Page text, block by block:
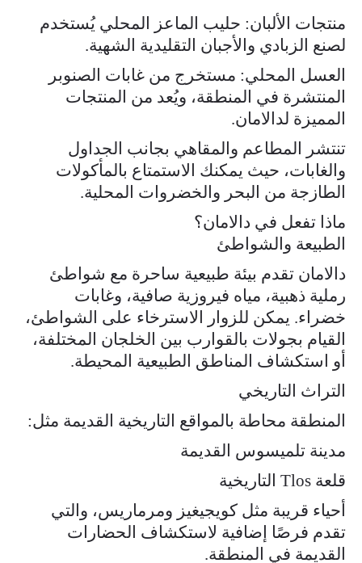
منتجات الألبان: حليب الماعز المحلي يُستخدم
لصنع الزبادي والأجبان التقليدية الشهية.
العسل المحلي: مستخرج من غابات الصنوبر
المنتشرة في المنطقة، ويُعد من المنتجات
المميزة لدالامان.
تنتشر المطاعم والمقاهي بجانب الجداول
والغابات، حيث يمكنك الاستمتاع بالمأكولات
الطازجة من البحر والخضروات المحلية.
ماذا تفعل في دالامان؟
الطبيعة والشواطئ
دالامان تقدم بيئة طبيعية ساحرة مع شواطئ
رملية ذهبية، مياه فيروزية صافية، وغابات
خضراء. يمكن للزوار الاسترخاء على الشواطئ،
القيام بجولات بالقوارب بين الخلجان المختلفة،
أو استكشاف المناطق الطبيعية المحيطة.
التراث التاريخي
المنطقة محاطة بالمواقع التاريخية القديمة مثل:
مدينة تلميسوس القديمة
قلعة Tlos التاريخية
أحياء قريبة مثل كويجيغيز ومرماريس، والتي
تقدم فرصًا إضافية لاستكشاف الحضارات
القديمة في المنطقة.